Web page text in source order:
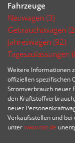
Fahrzeuge
Neuwagen (3)
Gebrauchtwagen
Jahreswagen (92)
Tageszulassungen
Weitere Informationen
offiziellen spezifischen
Stromverbrauch neuer
den
neuer
Verkaufsstellen und bei
unterwww.dat.de